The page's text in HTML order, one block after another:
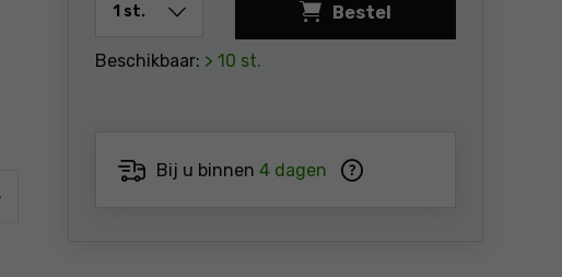
Bestel
Beschikbaar: > 10 st.
Bij u binnen 4 dagen